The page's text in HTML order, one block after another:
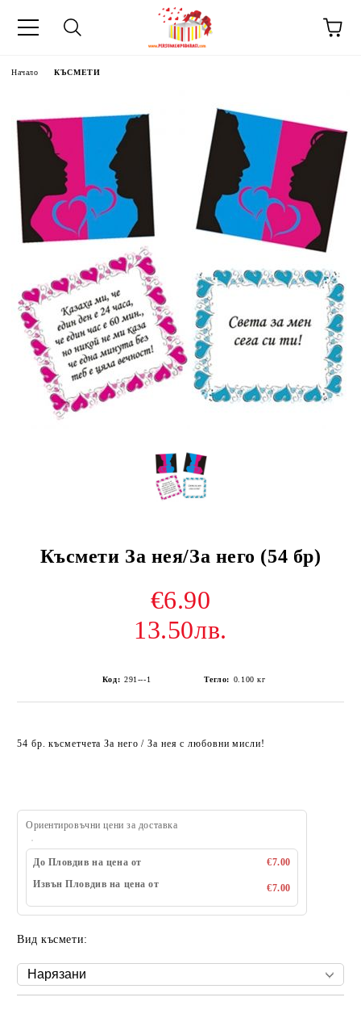
Начало КЪСМЕТИ
Късмети За нея/За него (54 бр)
€6.90
13.50лв.
Код: 291---1 Тегло: 0.100 кг
54 бр. късметчета За него / За нея с любовни мисли!
Ориентировъчни цени за доставка
До Пловдив на цена от
€7.00
Извън Пловдив на цена от
€7.00
Вид късмети: